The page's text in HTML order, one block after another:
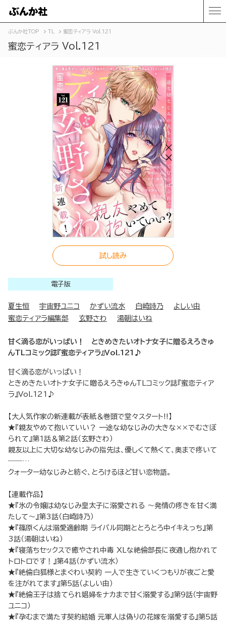
ぶんか社TOP TL 蜜恋ティアラ Vol.121
蜜恋ティアラ Vol.121
試し読み
電子版
夏生恒 宇宙野ユニコ かずい流水 白崎詩乃
よしい由
蜜恋ティアラ編集部
玄野さわ 湯朝はいね
甘く滴る恋がいっぱい！ ときめきたいオトナ女子に贈るえろきゅ
んTLコミック誌『蜜恋ティアラ』Vol.121♪
甘く滴る恋がいっぱい！
ときめきたいオトナ女子に贈るえろきゅんTLコミック誌『蜜恋ティア
ラ』Vol.121♪
【大人気作家の新連載が表紙＆巻頭で堂々スタート!!】
★『親友やめて抱いていい？ 一途な幼なじみの大きな××でむさぼ
られて』第1話＆第2話（玄野さわ）
親友以上に大切な幼なじみの指先は、優しくて熱くて、奥まで疼いて
――…
クォーター幼なじみと紡ぐ、とろけるほど甘い恋物語。
【連載作品】
★『氷の令嬢は幼なじみ皇太子に溺愛される ～発情の疼きを甘く満
たして～』第3話（白崎詩乃）
★『篠原くんは溺愛適齢期 ライバル同期ととろとろ中イキえっち』第
3話（湯朝はいね）
★『寝落ちセックスで癒やされ中毒 XLな絶倫部長に夜通し抱かれて
トロトロです！』第4話（かずい流水）
★『絶倫白狐様とまぐわい契約 一人で生きていくつもりが夜ごと愛
を注がれてます』第5話（よしい由）
★『絶倫王子は捨てられ娼婦をナカまで甘く溺愛する』第9話（宇宙野
ユニコ）
★『孕むまで満たす契約結婚 元軍人は偽りの花嫁を溺愛する』第5話